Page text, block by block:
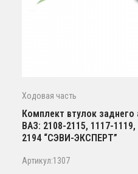
Ходовая часть
Комплект втулок
ВАЗ: 2108-2115, 1117-
2194 “СЭВИ-ЭКСПЕРТ”
Артикул:1307